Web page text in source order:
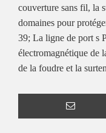
couverture sans fil, la
domaines pour
39; La ligne de port s
électromagnétique de
de la foudre et la